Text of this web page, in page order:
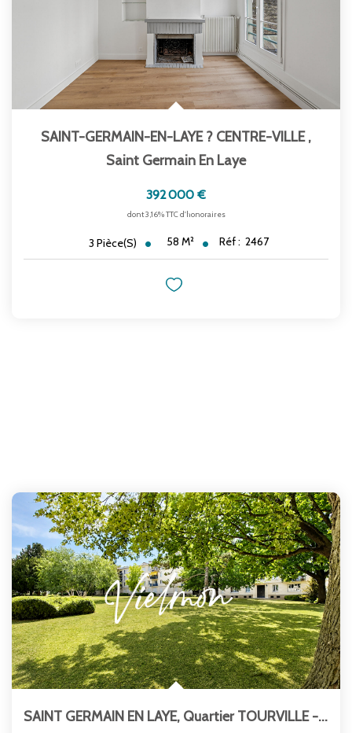
SAINT-GERMAIN-EN-LAYE ? CENTRE-VILLE,
Saint Germain En Laye
392 000 €
dont 3,16% TTC d'honoraires
3 Pièce(s) 58 M² Réf : 2467
SAINT GERMAIN EN LAYE, Quartier TOURVILLE - Place LOUIS XIV